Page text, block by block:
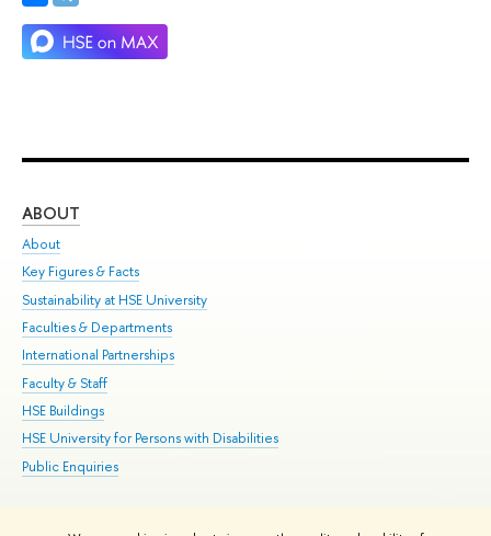
ABOUT
About
Key Figures & Facts
Sustainability at HSE University
Faculties & Departments
International Partnerships
Faculty & Staff
HSE Buildings
HSE University for Persons with Disabilities
Public Enquiries